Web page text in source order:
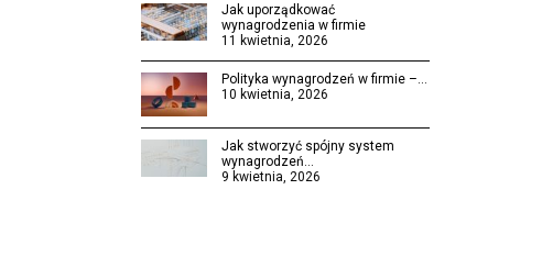
Jak uporządkować
wynagrodzenia w firmie
11 kwietnia, 2026
Polityka wynagrodzeń w firmie –…
10 kwietnia, 2026
Jak stworzyć spójny system
wynagrodzeń…
9 kwietnia, 2026